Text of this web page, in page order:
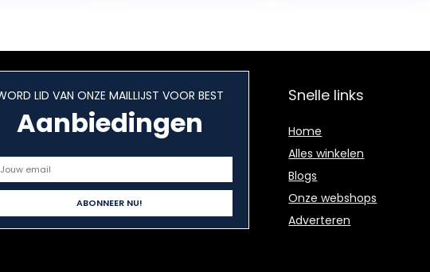
LID VAN ONZE MAILLIJST VOOR BEST
Aanbiedingen
Snelle links
Home
Alles winkelen
Blogs
Onze webshops
Adverteren